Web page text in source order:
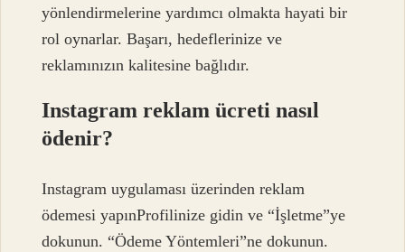
yönlendirmelerine yardımcı olmakta hayati bir
rol oynarlar. Başarı, hedeflerinize ve
reklamınızın kalitesine bağlıdır.
Instagram reklam ücreti nasıl
ödenir?
Instagram uygulaması üzerinden reklam
ödemesi yapınProfilinize gidin ve “İşletme”ye
dokunun. “Ödeme Yöntemleri”ne dokunun.